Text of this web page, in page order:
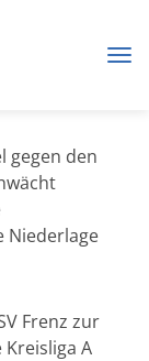
gegen den
Niederlage
Frenz zur
A